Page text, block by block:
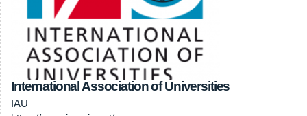
International Association of Universities
IAU